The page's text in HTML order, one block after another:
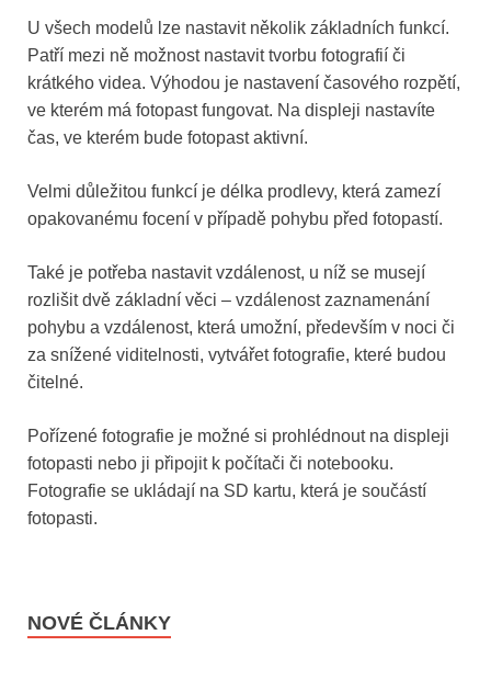
U všech modelů lze nastavit několik základních funkcí.
Patří mezi ně možnost nastavit tvorbu fotografií či
krátkého videa. Výhodou je nastavení časového rozpětí,
ve kterém má fotopast fungovat. Na displeji nastavíte
čas, ve kterém bude fotopast aktivní.
Velmi důležitou funkcí je délka prodlevy, která zamezí
opakovanému focení v případě pohybu před fotopastí.
Také je potřeba nastavit vzdálenost, u níž se musejí
rozlišit dvě základní věci – vzdálenost zaznamenání
pohybu a vzdálenost, která umožní, především v noci či
za snížené viditelnosti, vytvářet fotografie, které budou
čitelné.
Pořízené fotografie je možné si prohlédnout na displeji
fotopasti nebo ji připojit k počítači či notebooku.
Fotografie se ukládají na SD kartu, která je součástí
fotopasti.
NOVÉ ČLÁNKY